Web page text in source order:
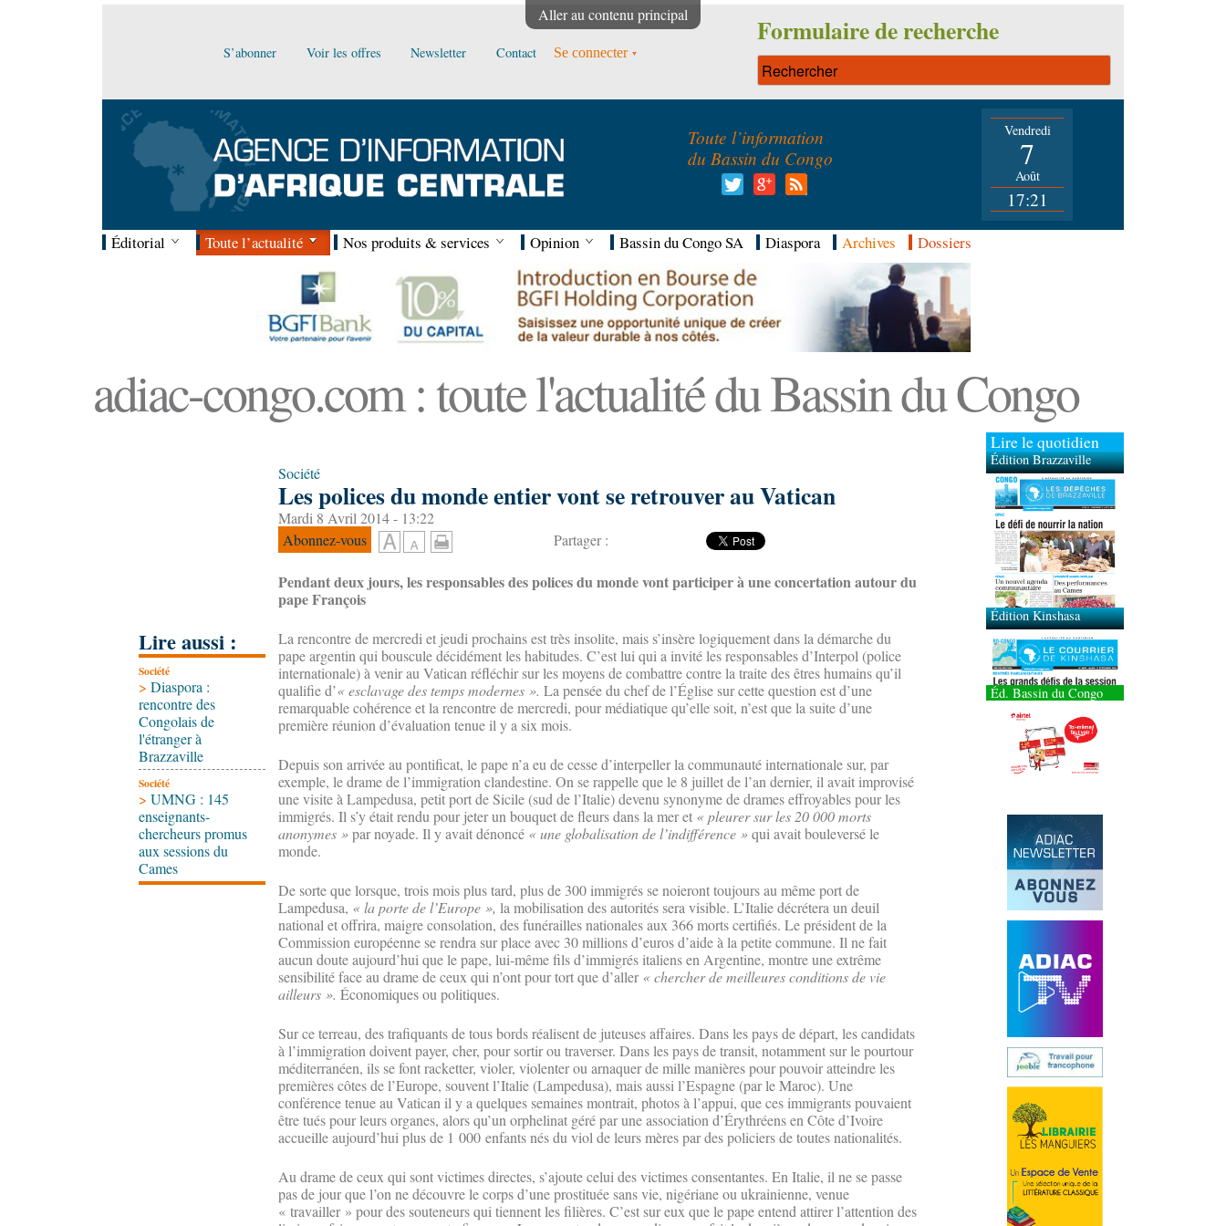
Aller au contenu principal
S’abonner Voir les offres Newsletter Contact Se connecter
Formulaire de recherche
Toute l’information
du Bassin du Congo
Vendredi
7
Août
17:21
Éditorial Toute l’actualité Nos produits & services Opinion Bassin du Congo SA Diaspora Archives Dossiers
adiac-congo.com : toute l'actualité du Bassin du Congo
Lire aussi :
Société
> Diaspora :
rencontre des
Congolais de
l'étranger à
Brazzaville
Société
> UMNG : 145
enseignants-
chercheurs promus
aux sessions du
Cames
Société
Les polices du monde entier vont se retrouver au Vatican
Mardi 8 Avril 2014 - 13:22
Abonnez-vous
Partager :
Pendant deux jours, les responsables des polices du monde vont participer à une concertation autour du
pape François
La rencontre de mercredi et jeudi prochains est très insolite, mais s’insère logiquement dans la démarche du
pape argentin qui bouscule décidément les habitudes. C’est lui qui a invité les responsables d’Interpol (police
internationale) à venir au Vatican réfléchir sur les moyens de combattre contre la traite des êtres humains qu’il
qualifie d’« esclavage des temps modernes ». La pensée du chef de l’Église sur cette question est d’une
remarquable cohérence et la rencontre de mercredi, pour médiatique qu’elle soit, n’est que la suite d’une
première réunion d’évaluation tenue il y a six mois.
Depuis son arrivée au pontificat, le pape n’a eu de cesse d’interpeller la communauté internationale sur, par
exemple, le drame de l’immigration clandestine. On se rappelle que le 8 juillet de l’an dernier, il avait improvisé
une visite à Lampedusa, petit port de Sicile (sud de l’Italie) devenu synonyme de drames effroyables pour les
immigrés. Il s’y était rendu pour jeter un bouquet de fleurs dans la mer et « pleurer sur les 20 000 morts
anonymes »par noyade. Il y avait dénoncé « une globalisation de l’indifférence »qui avait bouleversé le
monde.
De sorte que lorsque, trois mois plus tard, plus de 300 immigrés se noieront toujours au même port de
Lampedusa, « la porte de l’Europe », la mobilisation des autorités sera visible. L’Italie décrétera un deuil
national et offrira, maigre consolation, des funérailles nationales aux 366 morts certifiés. Le président de la
Commission européenne se rendra sur place avec 30 millions d’euros d’aide à la petite commune. Il ne fait
aucun doute aujourd’hui que le pape, lui-même fils d’immigrés italiens en Argentine, montre une extrême
sensibilité face au drame de ceux qui n’ont pour tort que d’aller« chercher de meilleures conditions de vie
ailleurs ». Économiques ou politiques.
Sur ce terreau, des trafiquants de tous bords réalisent de juteuses affaires. Dans les pays de départ, les candidats
à l’immigration doivent payer, cher, pour sortir ou traverser. Dans les pays de transit, notamment sur le pourtour
méditerranéen, ils se font racketter, violer, violenter ou arnaquer de mille manières pour pouvoir atteindre les
premières côtes de l’Europe, souvent l’Italie (Lampedusa), mais aussi l’Espagne (par le Maroc). Une
conférence tenue au Vatican il y a quelques semaines montrait, photos à l’appui, que ces immigrants pouvaient
être tués pour leurs organes, alors qu’un orphelinat géré par une association d’Érythréens en Côte d’Ivoire
accueille aujourd’hui plus de 1 000 enfants nés du viol de leurs mères par des policiers de toutes nationalités.
Au drame de ceux qui sont victimes directes, s’ajoute celui des victimes consentantes. En Italie, il ne se passe
pas de jour que l’on ne découvre le corps d’une prostituée sans vie, nigériane ou ukrainienne, venue
« travailler » pour des souteneurs qui tiennent les filières. C’est sur eux que le pape entend attirer l’attention des
Lire le quotidien
Édition Brazzaville
Édition Kinshasa
Éd. Bassin du Congo